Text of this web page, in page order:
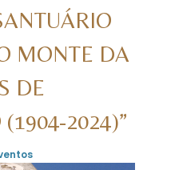
MONTE DA
DE
2024)”